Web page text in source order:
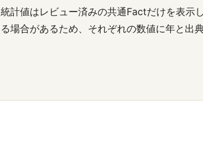
統計値はレビュー済みの共通Factだけを表示
る場合があるため、それぞれの数値に年と出